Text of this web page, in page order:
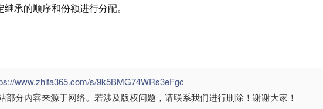
承的顺序和份额进行分配。
www.zhifa365.com/s/9k5BMG74WRs3eFgc
部分内容来源于网络。若涉及版权问题，请联系我们进行删除！谢谢大家！